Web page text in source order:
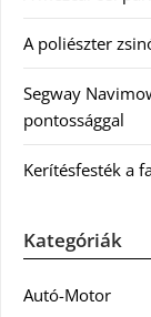
A poliészter
Segway
pontossággal
Kerítésfesték a
Kategóriák
Autó-Motor